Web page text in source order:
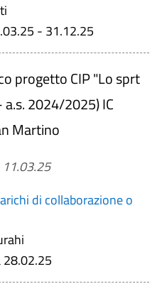
- 31.12.25
progetto CIP "Lo sprt
2024/2025) IC
Martino
di collaborazione o
28.02.25